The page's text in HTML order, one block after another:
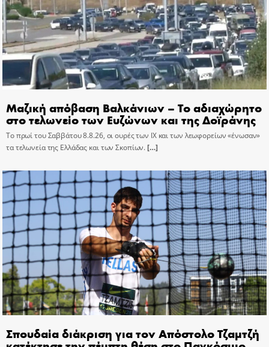
Μαζική απόβαση Βαλκάνιων – Το αδιαχώρητο
στο τελωνείο των Ευζώνων και της Δοϊράνης
Το πρωί του Σαββάτου 8.8.26, οι ουρές των ΙΧ και των λεωφορείων «ένωσαν»
τα τελωνεία της Ελλάδας και των Σκοπίων.[…]
Σπουδαία διάκριση για τον Απόστολο Τζαμτζή